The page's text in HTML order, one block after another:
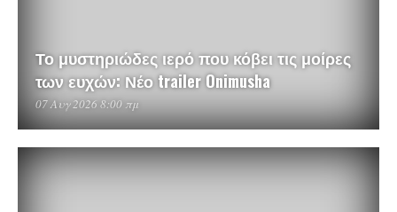
Το μυστηριώδες ιερό που κόβει τις μοίρες
των ευχών: Νέο trailer Onimusha
07 Αυγ 2026 8:00 πμ